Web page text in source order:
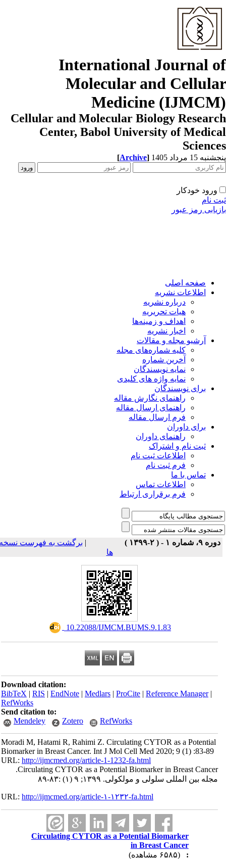
International Journal
Molecular and
Medicine
Cellular and Molecular Biology
Center, Babol University of
15 مرداد 1405 [Archive]
ورود خودکار
نام
رمز عبور
صفحه اصلی
اطلاعات نشریه
درباره نشریه
هیات تحریریه
اهداف و زمینه‌ها
اخبار نشریه
آرشیو مجله و مقالات
کلیه شماره‌های مجله
آخرین شماره
نمایه نویسندگان
نمایه واژه های کلیدی
برای نویسندگان
راهنمای نگارش مقاله
راهنمای ارسال مقاله
فرم ارسال مقاله
برای داوران
راهنمای داوران
ثبت نام و اشتراک
اطلاعات ثبت نام
فرم ثبت نام
تماس با ما
اطلاعات تماس
فرم برقراری ارتباط
دوره ۹، شماره ۱ - ( ۲-۱۳۹۹ )
برگشت به فهرست نسخه
ها
‎ 10.22088/IJMCM.BUMS.9.1.83
Download citation:
BibTeX|RIS|EndNote|Medlars|ProCite|Reference Manager
RefWorks
Send citation to:
Mendeley
Zotero RefWorks
Moradi M, Hatami R, Rahimi Z. Circulating CYTOR as a Potential
Biomarker in Breast Cancer. Int J Mol Cell Med 2020; 9 (1) :83-89
URL:http://ijmcmed.org/article-1-1232-fa.html
Circulating CYTOR as a Potential Biomarker in Breast Cancer.
مجله بین المللی سلولی و مولکولی. ۱۳۹۹; ۹ (۱) :۸۳-۸۹
URL:http://ijmcmed.org/article-۱-۱۲۳۲-fa.html
Circulating CYTOR as a Potential Biomarker
in Breast Cancer